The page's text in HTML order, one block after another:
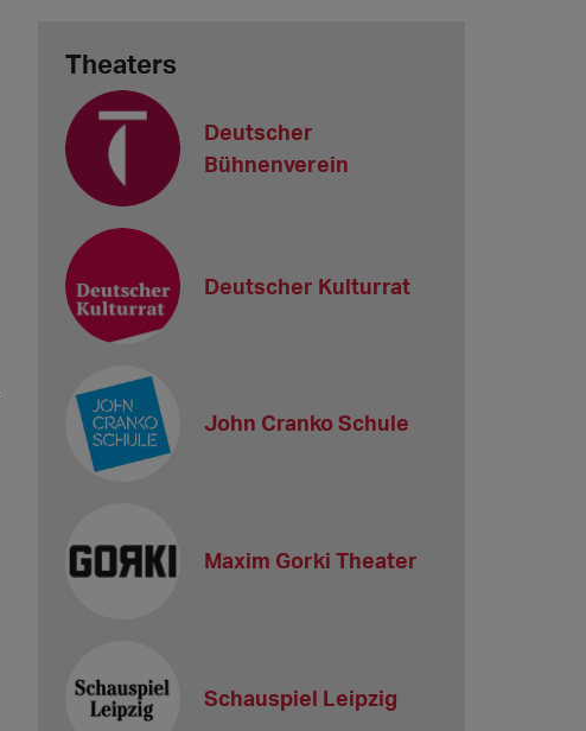
Theaters
Deutscher
Bühnenverein
Deutscher Kulturrat
John Cranko Schule
Maxim Gorki Theater
Schauspiel Leipzig